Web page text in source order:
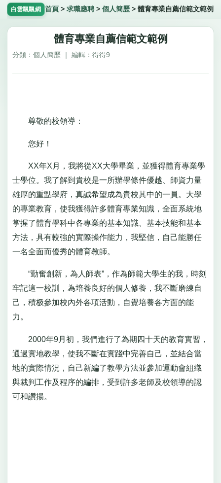
白雲飄飄網 首頁 > 求職應聘> 個人簡歷> 體育專業自薦信範文範例
體育專業自薦信範文範例
分類：個人簡歷 ｜ 編輯：得得9
尊敬的校領導：
您好！
XX年X月，我將從XX大學畢業，並獲得體育專業學
士學位。我了解到貴校是一所辦學條件優越、師資力量
雄厚的重點學府，真誠希望成為貴校其中的一員。大學
的專業教育，使我獲得許多體育專業知識，全面系統地
掌握了體育學科中各專業的基本知識、基本技能和基本
方法，具有較強的實際操作能力，我堅信，自己能勝任
一名全面而優秀的體育教師。
“勤奮創新，為人師表”，作為師範大學生的我，時刻
牢記這一校訓，為培養良好的個人修養，我不斷磨練自
己，積极參加校內外各項活動，自覺培養各方面的能
力。
2000年9月初，我們進行了為期四十天的教育實習，
通過實地教學，使我不斷在實踐中完善自己，並結合當
地的實際情況，自己新編了教學方法並參加運動會組織
與裁判工作及程序的編排，受到許多老師及校領導的認
可和讚揚。